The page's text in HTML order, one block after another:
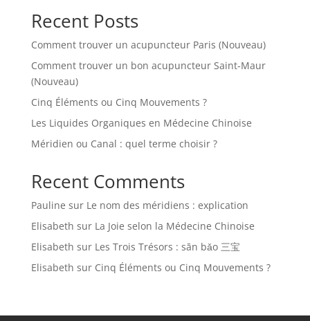
Recent Posts
Comment trouver un acupuncteur Paris (Nouveau)
Comment trouver un bon acupuncteur Saint-Maur
(Nouveau)
Cinq Éléments ou Cinq Mouvements ?
Les Liquides Organiques en Médecine Chinoise
Méridien ou Canal : quel terme choisir ?
Recent Comments
Pauline sur Le nom des méridiens : explication
Elisabeth sur La Joie selon la Médecine Chinoise
Elisabeth sur Les Trois Trésors : sān bǎo 三宝
Elisabeth sur Cinq Éléments ou Cinq Mouvements ?